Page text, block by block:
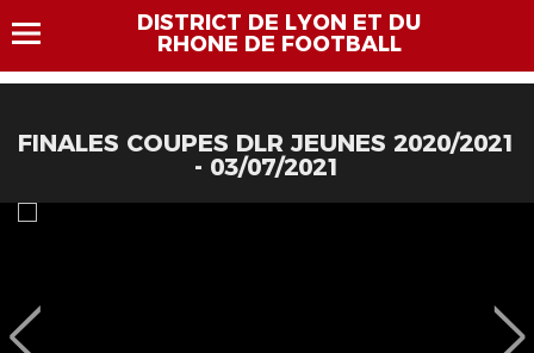
DISTRICT DE LYON ET DU
RHONE DE FOOTBALL
FINALES COUPES DLR JEUNES 2020/2021
- 03/07/2021